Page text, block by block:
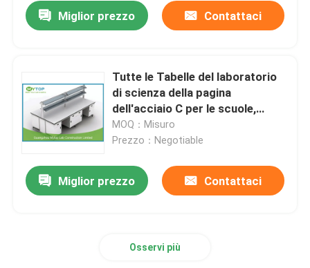
Mobilia del laboratorio del metallo
cappa di laboratorio
Piano di lavoro dell'epossiresina
Attrezzatura di laboratorio della stanza pulita
Miglior prezzo Contattaci
Tutte le Tabelle del laboratorio
di scienza della pagina
dell'acciaio C per le scuole,
mobilia del laboratorio di fisica
3000 X1500 millimetro
MOQ：Misuro
Prezzo：Negotiable
Miglior prezzo Contattaci
Osservi più